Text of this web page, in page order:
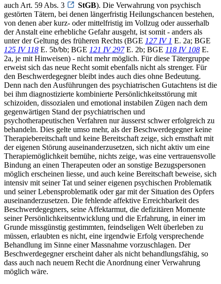
auch Art. 59 Abs. 3
StGB). Die Verwahrung von psychisch
gestörten Tätern, bei denen längerfristig Heilungschancen bestehen,
von denen aber kurz- oder mittelfristig im Vollzug oder ausserhalb
der Anstalt eine erhebliche Gefahr ausgeht, ist somit - anders als
unter der Geltung des früheren Rechts (BGE 127 IV 1 E. 2a; BGE
125 IV 118 E. 5b/bb; BGE 121 IV 297E. 2b; BGE 118 IV 108 E.
2a, je mit Hinweisen) - nicht mehr möglich. Für diese Tätergruppe
erweist sich das neue Recht somit ebenfalls nicht als strenger. Für
den Beschwerdegegner bleibt indes auch dies ohne Bedeutung.
Denn nach den Ausführungen des psychiatrischen Gutachtens ist die
bei ihm diagnostizierte kombinierte Persönlichkeitsstörung mit
schizoiden, dissozialen und emotional instabilen Zügen nach dem
gegenwärtigen Stand der psychiatrischen und
psychotherapeutischen Verfahren nur äusserst schwer erfolgreich zu
behandeln. Dies gelte umso mehr, als der Beschwerdegegner keine
Therapiebereitschaft und keine Bereitschaft zeige, sich ernsthaft mit
der eigenen Störung auseinanderzusetzen, sich nicht aktiv um eine
Therapiemöglichkeit bemühe, nichts zeige, was eine vertrauensvolle
Bindung an einen Therapeuten oder an sonstige Bezugspersonen
möglich erscheinen liesse, und auch keine Bereitschaft beweise, sich
intensiv mit seiner Tat und seiner eigenen psychischen Problematik
und seiner Lebensproblematik oder gar mit der Situation des Opfers
auseinanderzusetzen. Die fehlende affektive Erreichbarkeit des
Beschwerdegegners, seine Affektarmut, die defizitären Momente
seiner Persönlichkeitsentwicklung und die Erfahrung, in einer im
Grunde missgünstig gestimmten, feindseligen Welt überleben zu
müssen, erlaubten es nicht, eine irgendwie Erfolg versprechende
Behandlung im Sinne einer Massnahme vorzuschlagen. Der
Beschwerdegegner erscheint daher als nicht behandlungsfähig, so
dass auch nach neuem Recht die Anordnung einer Verwahrung
möglich wäre.